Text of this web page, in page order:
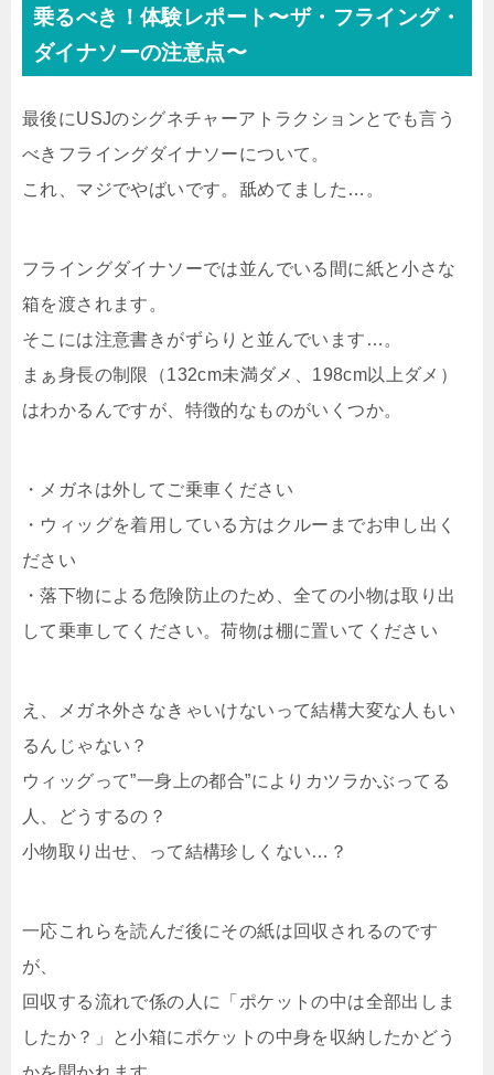
乗るべき！体験レポート〜ザ・フライング・
ダイナソーの注意点〜
最後にUSJのシグネチャーアトラクションとでも言う
べきフライングダイナソーについて。
これ、マジでやばいです。舐めてました…。
フライングダイナソーでは並んでいる間に紙と小さな
箱を渡されます。
そこには注意書きがずらりと並んでいます…。
まぁ身長の制限（132cm未満ダメ、198cm以上ダメ）
はわかるんですが、特徴的なものがいくつか。
・メガネは外してご乗車ください
・ウィッグを着用している方はクルーまでお申し出く
ださい
・落下物による危険防止のため、全ての小物は取り出
して乗車してください。荷物は棚に置いてください
え、メガネ外さなきゃいけないって結構大変な人もい
るんじゃない？
ウィッグって”一身上の都合”によりカツラかぶってる
人、どうするの？
小物取り出せ、って結構珍しくない…？
一応これらを読んだ後にその紙は回収されるのです
が、
回収する流れで係の人に「ポケットの中は全部出しま
したか？」と小箱にポケットの中身を収納したかどう